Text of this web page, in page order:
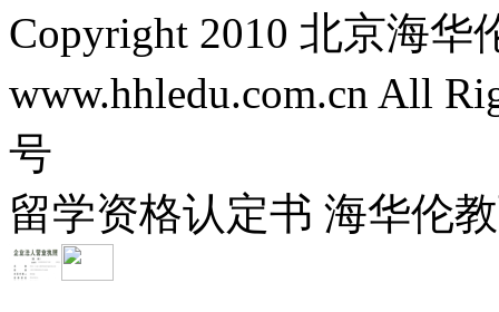
Copyright 2010 北京海
www.hhledu.com.cn All
号
留学资格认定书 海华伦